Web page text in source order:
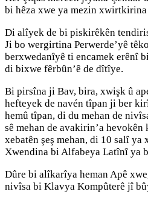
bi hêza xwe ya mezin
Di alîyek de bi piskirêkên
Ji bo wergirtina Perwerde’yê
berxwedanîyê ti encamek erênî
di bixwe fêrbûn’ê de dîtîye.
Bi pirsîna ji Bav, bira, xwişk û
hefteyek de navén tîpan ji ber
hemû tîpan, di du mehan de
sê mehan de avakirin’a
xebatên şeş mehan, di 10 salî
Xwendina bi Alfabeya Latînî ya
Dûre bi alîkarîya heman Apê
nivîsa bi Klavya Kompûterê jî